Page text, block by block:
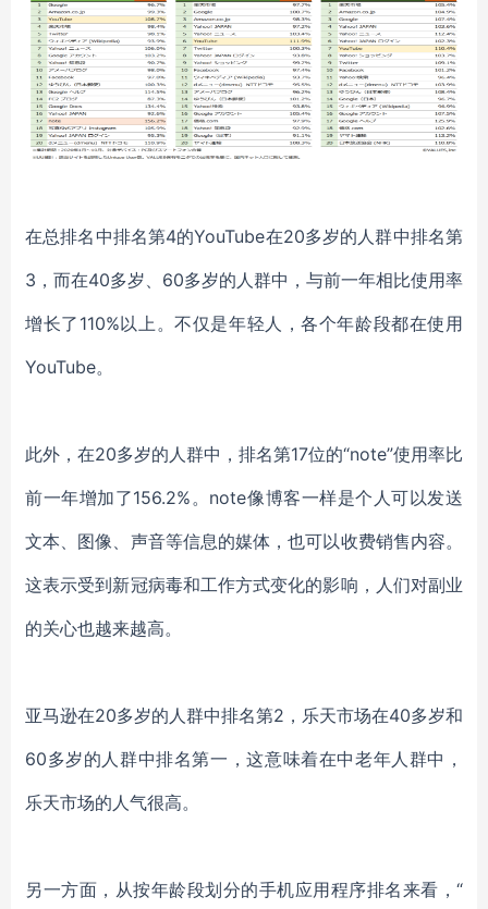
在总排名中排名第4的YouTube在20多岁的人群中排名第
3，而在40多岁、60多岁的人群中，与前一年相比使用率
增长了110%以上。不仅是年轻人，各个年龄段都在使用
YouTube。
此外，在20多岁的人群中，排名第17位的“note”使用率比
前一年增加了156.2%。note像博客一样是个人可以发送
文本、图像、声音等信息的媒体，也可以收费销售内容。
这表示受到新冠病毒和工作方式变化的影响，人们对副业
的关心也越来越高。
亚马逊在20多岁的人群中排名第2，乐天市场在40多岁和
60多岁的人群中排名第一，这意味着在中老年人群中，
乐天市场的人气很高。
另一方面，从按年龄段划分的手机应用程序排名来看，“